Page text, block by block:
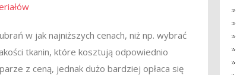
w jak najniższych cenach, niż np. wybrać
tkanin, które kosztują odpowiednio
z ceną, jednak dużo bardziej opłaca się